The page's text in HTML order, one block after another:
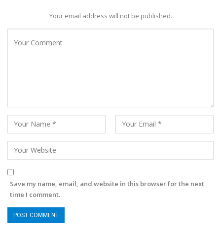
Your email address will not be published.
Save my name, email, and website in this browser for the next
time I comment.